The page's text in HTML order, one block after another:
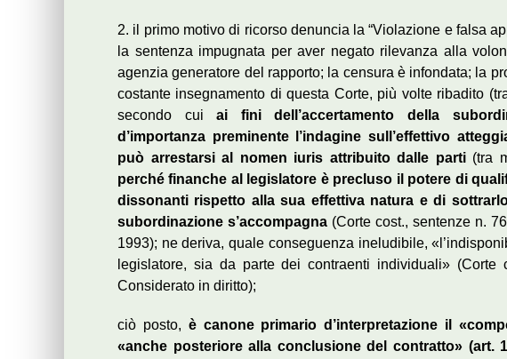
2. il primo motivo di ricorso denuncia la “Violazione e falsa
la sentenza impugnata per aver negato rilevanza alla
agenzia generatore del rapporto; la censura è infondata; la
costante insegnamento di questa Corte, più volte ribadito
secondo cuiai fini dell’accertamento della
d’importanza preminente l’indagine sull’effettivo
può arrestarsi al nomen iuris attribuito dalle parti(tra
perché finanche al legislatore è precluso il potere di
dissonanti rispetto alla sua effettiva natura e di
subordinazione s’accompagna(Corte cost., sentenze n.
1993); ne deriva, quale conseguenza ineludibile,
legislatore, sia da parte dei contraenti individuali»
Considerato in diritto);
ciò posto, è canone primario d’interpretazione il
«anche posteriore alla conclusione del contratto» (art.